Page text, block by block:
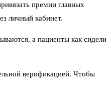
премии главных
личный кабинет.
а пациенты как сидели
верификацией. Чтобы